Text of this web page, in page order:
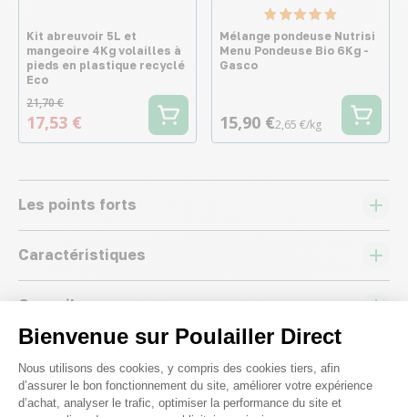
Bienvenue sur Poulailler Direct
Plateforme de Gestion du
Nous utilisons des cookies, y compris des cookies tiers, afin
d’assurer le bon fonctionnement du site, améliorer votre expérience
d’achat, analyser le trafic, optimiser la performance du site et
Kit abreuvoir 5L et
mangeoire 4Kg volailles à
pieds en plastique recyclé
Eco
21,70 €
17,53 €
Mélange pondeuse Nutrisi
Menu Pondeuse Bio 6Kg -
Gasco
15,90 €2,65 €/kg
Les points forts
Caractéristiques
Conseils